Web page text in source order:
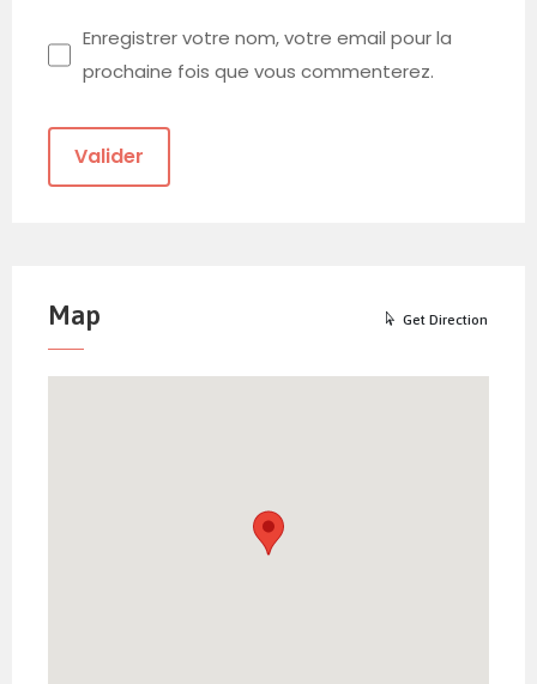
Enregistrer votre nom, votre email pour la
prochaine fois que vous commenterez.
Map Get Direction